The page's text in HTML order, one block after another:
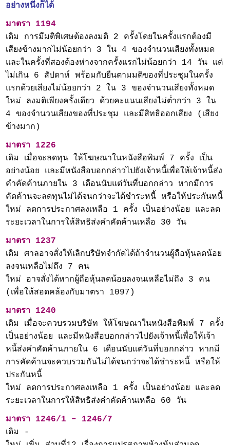
อย่างหนึ่งก็ได้
มาตรา 1194
เดิม การมีมติพิเศษต้องลงมติ 2 ครั้งโดยในครั้งแรกต้องมี
เสียงข้างมากไม่น้อยกว่า 3 ใน 4 ของจำนวนเสียงทั้งหมด
และในครั้งที่สองต้องห่างจากครั้งแรกไม่น้อยกว่า 14 วัน แต่
ไม่เกิน 6 สัปดาห์ พร้อมกับยืนตามมติของที่ประชุมในครั้ง
แรกด้วยเสียงไม่น้อยกว่า 2 ใน 3 ของจำนวนเสียงทั้งหมด
ใหม่ ลงมติเพียงครั้งเดียว ด้วยคะแนนเสียงไม่ต่ำกว่า 3 ใน
4 ของจำนวนเสียงของที่ประชุม และมีสิทธิออกเสียง (เสียง
ข้างมาก)
มาตรา 1226
เดิม เมื่อจะลดทุน ให้โฆษณาในหนังสือพิมพ์ 7 ครั้ง เป็น
อย่างน้อย และมีหนังสือบอกกล่าวไปยังเจ้าหนี้เพื่อให้เจ้าหนี้ส่ง
คำคัดค้านภายใน 3 เดือนนับแต่วันที่บอกกล่าว หากมีการ
คัดค้านจะลดทุนไม่ได้จนกว่าจะได้ชำระหนี้ หรือให้ประกันหนี้
ใหม่ ลดการประกาศลงเหลือ 1 ครั้ง เป็นอย่างน้อย และลด
ระยะเวลาในการให้สิทธิส่งคำคัดค้านเหลือ 30 วัน
มาตรา 1237
เดิม ศาลอาจสั่งให้เลิกบริษัทจำกัดได้ถ้าจำนวนผู้ถือหุ้นลดน้อย
ลงจนเหลือไม่ถึง 7 คน
ใหม่ อาจสั่งได้หากผู้ถือหุ้นลดน้อยลงจนเหลือไม่ถึง 3 คน
(เพื่อให้สอดคล้องกับมาตรา 1097)
มาตรา 1240
เดิม เมื่อจะควบรวมบริษัท ให้โฆษณาในหนังสือพิมพ์ 7 ครั้ง
เป็นอย่างน้อย และมีหนังสือบอกกล่าวไปยังเจ้าหนี้เพื่อให้เจ้า
หนี้ส่งคำคัดค้านภายใน 6 เดือนนับแต่วันที่บอกกล่าว หากมี
การคัดค้านจะควบรวมกันไม่ได้จนกว่าจะได้ชำระหนี้ หรือให้
ประกันหนี้
ใหม่ ลดการประกาศลงเหลือ 1 ครั้ง เป็นอย่างน้อย และลด
ระยะเวลาในการให้สิทธิส่งคำคัดค้านเหลือ 60 วัน
มาตรา 1246/1 – 1246/7
เดิม -